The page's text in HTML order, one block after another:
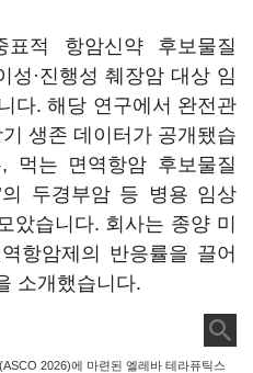
표적 항암신약 후보물질
성·진행성 췌장암 대상 임
다. 해당 연구에서 완전관
생존 데이터가 공개됐습
먹는 면역항암 후보물질
’의 두경부암 등 병용 임상
았습니다. 회사는 종양 미
항암제의 반응률을 끌어
소개했습니다.
2026)에 마련된 엘레바 테라퓨틱스